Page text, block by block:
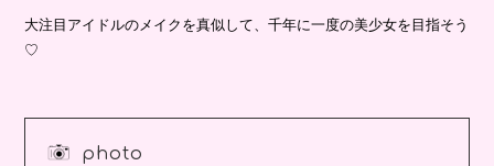
大注目アイドルのメイクを真似して、千年に一度の美少女を目指そう
♡
photo